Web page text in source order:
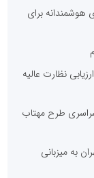
هوشمندانه برای
نظارت عالیه
سراسری طرح مهتاب
به میزبانی